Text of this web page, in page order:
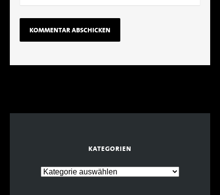
KATEGORIEN